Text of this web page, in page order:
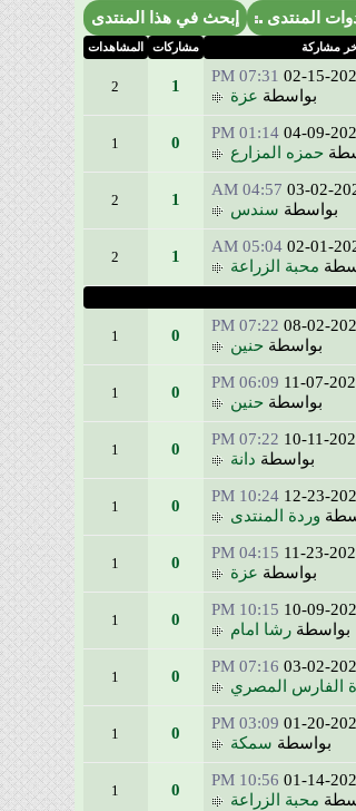
المنتدى إبحث في هذا المنتدى
مشاركة مشاركات المشاهدات
02-15-
07:31 PM
بواسطة عزة
1
2
04-09-
01:14 PM
حمزه المزارع
0
1
03-02-
04:57 AM
بواسطة سندس
1
2
02-01-
05:04 AM
محبة الزراعة
1
2
08-02-
07:22 PM
بواسطةحنين
0
1
11-07-
06:09 PM
بواسطةحنين
0
1
10-11-
07:22 PM
بواسطة دانة
0
1
12-23-
10:24 PM
وردة المنتدى
0
1
11-23-
04:15 PM
بواسطة عزة
0
1
10-09-
10:15 PM
بواسطةرشا امام
0
1
03-02-
07:16 PM
الفارس المصري
0
1
01-20-
03:09 PM
بواسطة سمكة
0
1
01-14-
10:56 PM
محبة الزراعة
0
1